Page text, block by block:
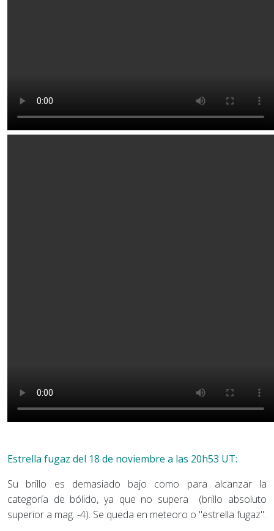
Estrella fugaz del 18 de noviembre a las 20h53 UT:
Su brillo es demasiado bajo como para alcanzar la
categoría de bólido, ya que no supera (brillo absoluto
superior a mag. -4). Se queda en meteoro o "estrella fugaz".